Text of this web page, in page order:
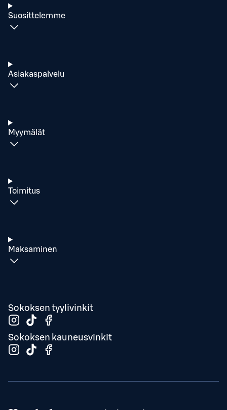
Suosittelemme
Asiakaspalvelu
Myymälät
Toimitus
Maksaminen
Sokoksen tyylivinkit
Sokoksen kauneusvinkit